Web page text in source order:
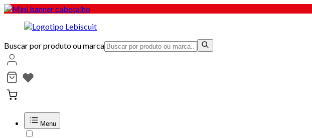
Buscar por produto ou marca
Menu